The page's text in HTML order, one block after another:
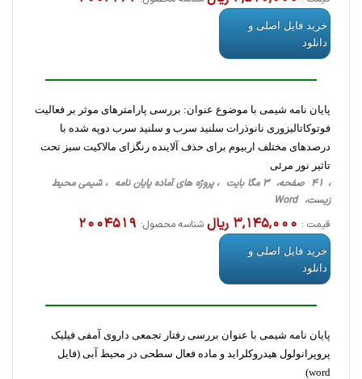
خرید فایل اصلی و
دانلود
پایان نامه شیمی با موضوع عنوان: بررسی پارامترهای موثر بر فعالیت
فوتوکاتالیزوری نانوذرات سلنید سرب و سلنید سرب دوپه شده با
درصدهای مختلف اربیوم برای حذف آلاینده رنگزای مالاکیت سبز تحت
تاثیر نور مرئی
، 41 صفحه، 3 مگا بایت ، پروژه های آماده پایان نامه ، شیمی محیط
زیست، Word
قیمت : 3,145,000 ریال شناسه محصول: 2004519
خرید فایل اصلی و
دانلود
پایان نامه شیمی با عنوان بررسی رفتار تجمعی داروی آمفی فیلیک
پروپرانولول هیدروکلراید و ماده فعال سطحی در محیط آبی (فایل
word)